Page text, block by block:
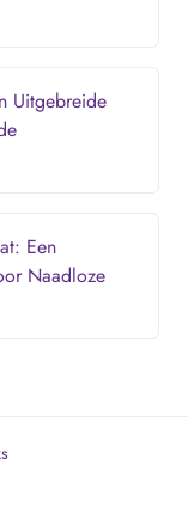
Uitgebreide
Een
Naadloze